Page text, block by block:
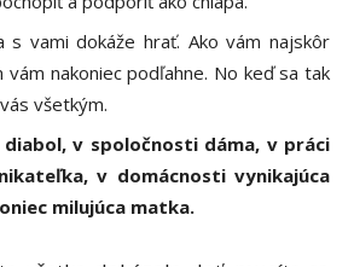
vami dokáže hrať. Ako vám najskôr
nakoniec podľahne. No keď sa tak
všetkým.
v spoločnosti dáma, v práci
v domácnosti vynikajúca
milujúca matka.